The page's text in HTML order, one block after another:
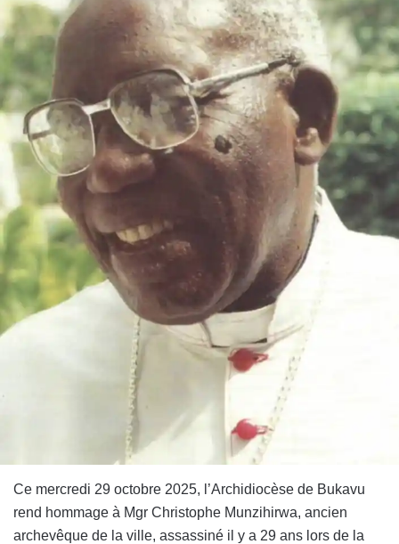
Ce mercredi 29 octobre 2025, l’Archidiocèse de Bukavu
rend hommage à Mgr Christophe Munzihirwa, ancien
archevêque de la ville, assassiné il y a 29 ans lors de la